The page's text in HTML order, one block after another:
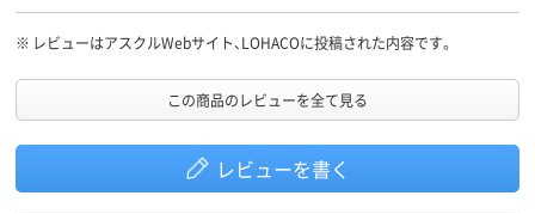
※ レビューはアスクルWebサイト、LOHACOに投稿された内容です。
この商品のレビューを全て見る
レビューを書く